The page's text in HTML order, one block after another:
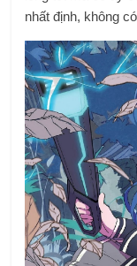
nhất định, không